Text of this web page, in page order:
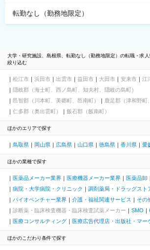
転勤なし（勤務地限定）
大学・研究施設、島根県、転勤なし（勤務地限定）の転職・求
絞り込む
松江市 浜田市 出雲市 益田市 大田市 安来市 江
隠岐郡（海士町、西ノ島町、知夫村、隠岐の島町）
邑智郡（川本町、美郷町、邑南町）
鹿足郡（津和野町
仁多郡（奥出雲町）
飯石郡（飯南町）
ほかのエリアで探す
鳥取県 岡山県 広島県 山口県 徳島県 香川県 愛
ほかの業種で探す
医薬品メーカー業界 医療機器メーカー業界 医薬品卸
病院・大学病院・クリニック
調剤薬局・ドラッグスト
バイオベンチャー業界
介護・福祉関連サービス
その
診断薬・臨床検査機器・臨床検査試薬メーカー
SMO
医療コンサルティング
医療広告代理店・出版社・マー
ほかのこだわり条件で探す